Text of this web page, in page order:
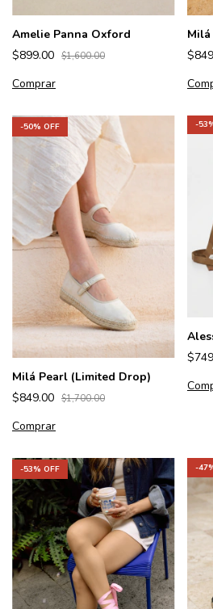
Amelie Panna Oxford
$899.00 $1,600.00
Comprar
-50% OFF
Milá Pearl (Limited Drop)
$849.00 $1,700.00
Comprar
-53
-53% OFF -47